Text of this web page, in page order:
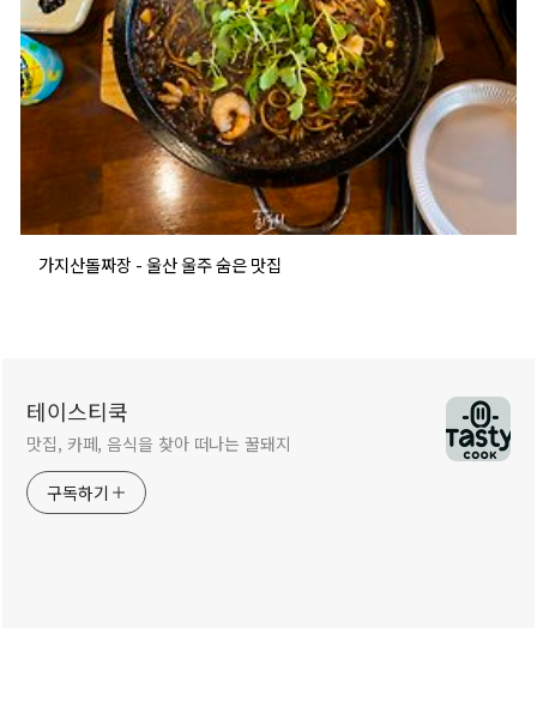
가지산돌짜장 - 울산 울주 숨은 맛집
테이스티쿡
맛집, 카페, 음식을 찾아 떠나는 꿀돼지
구독하기